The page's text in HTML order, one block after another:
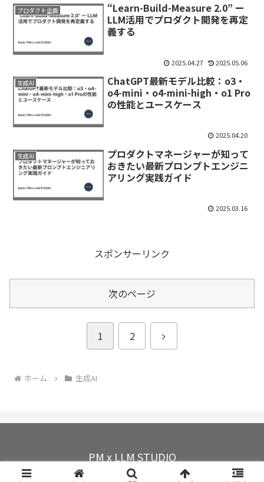
プロダクト企画
“Learn-Build-Measure 2.0” ー
LLM活用でプロダクト開発を再定
義する
2025.04.27 2025.05.06
生成AI
ChatGPT最新モデル比較：o3・
o4-mini・o4-mini-high・o1 Pro
の性能とユースケース
2025.04.20
生成AI
プロダクトマネージャーが知って
おきたい最新プロンプトエンジニ
アリング実践ガイド
2025.03.16
スポンサーリンク
次のページ
1 2
次
ホーム 生成AI
PM x LLM STUDIO
© 2025 PM x LLM STUDIO.